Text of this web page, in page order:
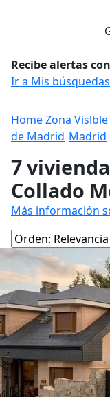
Recibe alertas
Ir a Mis búsquedas
HomeZona Vislble
de Madrid Madrid
7
Collado
Más información